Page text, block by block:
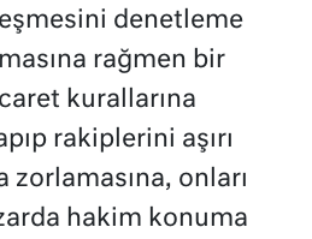
denetleme
rağmen bir
kurallarına
rakiplerini aşırı
zorlamasına, onları
hakim konuma